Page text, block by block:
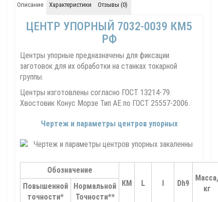
Описание Характеристики Отзывы (0)
ЦЕНТР УПОРНЫЙ 7032-0039 КМ5
РФ
Центры упорные предназначены для фиксации
заготовок для их обработки на станках токарной
группы.
Центры изготовлены согласно ГОСТ 13214-79.
Хвостовик Конус Морзе Тип АЕ по ГОСТ 25557-2006.
Чертеж и параметры центров упорных
Обозначение
КМ
L l Dh9
Масса,
кг
Повышенной
точности*
Нормальной
Точности**